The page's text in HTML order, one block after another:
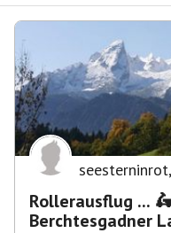
seesterninrot,
Rollerausflug ... 🛵🛵🛵 (ab125ccm) ins
Berchtesgadner